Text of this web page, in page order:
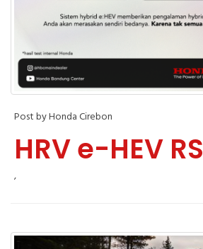
Post by Honda Cirebon
HRV e-HEV RS
,